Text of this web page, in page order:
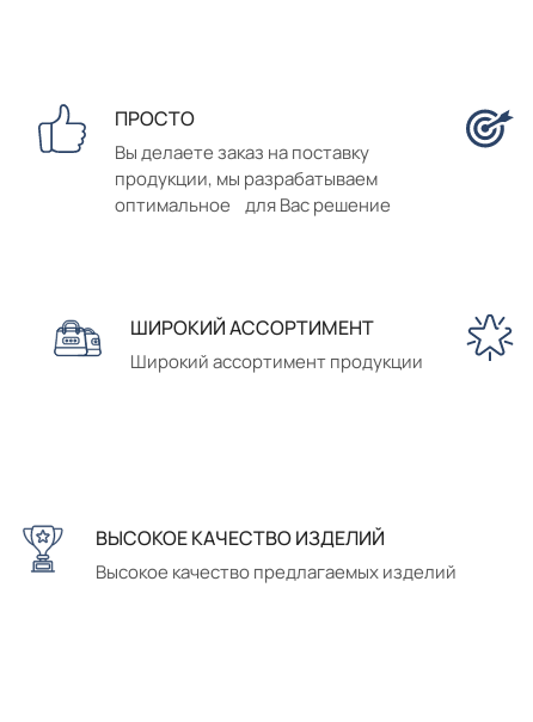
ПРОСТО
Вы делаете заказ на поставку
продукции, мы разрабатываем
оптимальное для Вас решение
ШИРОКИЙ АССОРТИМЕНТ
Широкий ассортимент продукции
ВЫСОКОЕ КАЧЕСТВО ИЗДЕЛИЙ
Высокое качество предлагаемых изделий